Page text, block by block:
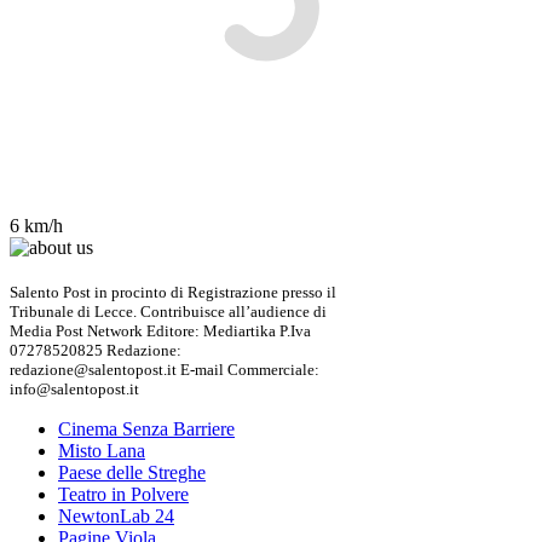
6 km/h
Salento Post in procinto di Registrazione presso il
Tribunale di Lecce. Contribuisce all’audience di
Media Post Network Editore: Mediartika P.Iva
07278520825 Redazione:
redazione@salentopost.it E-mail Commerciale:
info@salentopost.it
Cinema Senza Barriere
Misto Lana
Paese delle Streghe
Teatro in Polvere
NewtonLab 24
Pagine Viola